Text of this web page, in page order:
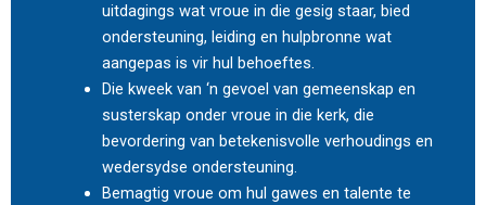
uitdagings wat vroue in die gesig staar, bied
ondersteuning, leiding en hulpbronne wat
aangepas is vir hul behoeftes.
Die kweek van ‘n gevoel van gemeenskap en
susterskap onder vroue in die kerk, die
bevordering van betekenisvolle verhoudings en
wedersydse ondersteuning.
Bemagtig vroue om hul gawes en talente te